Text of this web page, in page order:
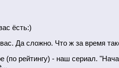
ёсть:)
Да сложно. Что ж за время
(по рейтингу) - наш сериал.